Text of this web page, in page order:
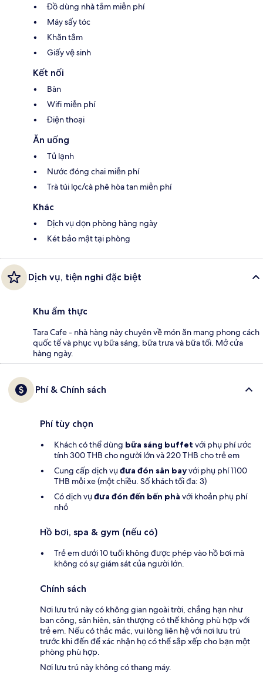
Đồ dùng nhà tắm miễn phí
Máy sấy tóc
Khăn tắm
Giấy vệ sinh
Kết nối
Bàn
Wifi miễn phí
Điện thoại
Ăn uống
Tủ lạnh
Nước đóng chai miễn phí
Trà túi lọc/cà phê hòa tan miễn phí
Khác
Dịch vụ dọn phòng hàng ngày
Két bảo mật tại phòng
Dịch vụ, tiện nghi đặc biệt
Khu ẩm thực
Tara Cafe - nhà hàng này chuyên về món ăn mang phong cách
quốc tế và phục vụ bữa sáng, bữa trưa và bữa tối. Mở cửa
hàng ngày.
Phí & Chính sách
Phí tùy chọn
Khách có thể dùng bữa sáng buffet với phụ phí ước
tính 300 THB cho người lớn và 220 THB cho trẻ em
Cung cấp dịch vụ đưa đón sân bayvới phụ phí 1100
THB mỗi xe (một chiều. Số khách tối đa: 3)
Có dịch vụ đưa đón đến bến phà với khoản phụ phí
nhỏ
Hồ bơi, spa & gym (nếu có)
Trẻ em dưới 10 tuổi không được phép vào hồ bơi mà
không có sự giám sát của người lớn.
Chính sách
Nơi lưu trú này có không gian ngoài trời, chẳng hạn như
ban công, sân hiên, sân thượng có thể không phù hợp với
trẻ em. Nếu có thắc mắc, vui lòng liên hệ với nơi lưu trú
trước khi đến để xác nhận họ có thể sắp xếp cho bạn một
phòng phù hợp.
Nơi lưu trú này không có thang máy.